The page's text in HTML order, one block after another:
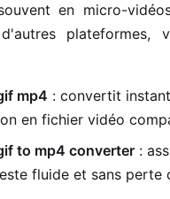
en micro-
plateformes,
mp4 : convertit
en fichier vidéo
to mp4 converter :
fluide et sans perte